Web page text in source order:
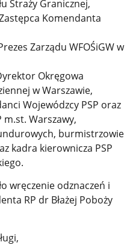
Straży Granicznej,
Komendanta
Zarządu WFOŚiGW w
Okręgowa
w Warszawie,
Wojewódzcy PSP oraz
m.st. Warszawy,
burmistrzowie
kadra kierownicza PSP
wręczenie odznaczeń i
RP dr Błażej Poboży